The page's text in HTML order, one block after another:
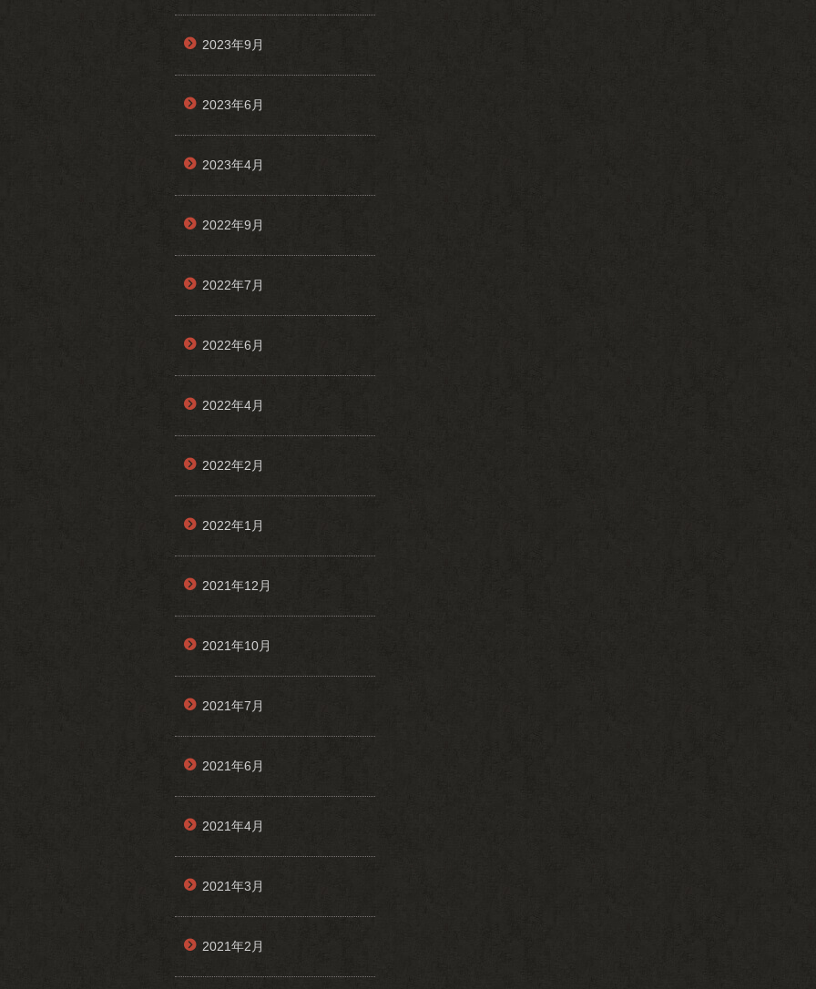
2023年9月
2023年6月
2023年4月
2022年9月
2022年7月
2022年6月
2022年4月
2022年2月
2022年1月
2021年12月
2021年10月
2021年7月
2021年6月
2021年4月
2021年3月
2021年2月